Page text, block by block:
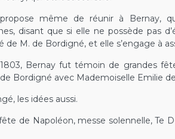
même de réunir à Bernay,
disant que si elle ne possède pas
de M. de Bordigné, et elle s’engage à
Bernay fut témoin de grandes
Bordigné avec Mademoiselle Emilie
les idées aussi.
de Napoléon, messe solennelle, Te